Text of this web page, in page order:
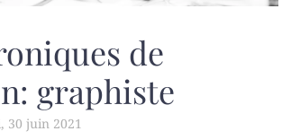
de
graphiste
30 juin 2021